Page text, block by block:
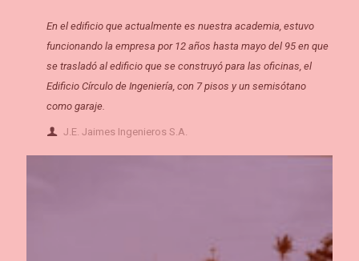
En el edificio que actualmente es nuestra academia, estuvo
funcionando la empresa por 12 años hasta mayo del 95 en que
se trasladó al edificio que se construyó para las oficinas, el
Edificio Círculo de Ingeniería, con 7 pisos y un semisótano
como garaje.
J.E. Jaimes Ingenieros S.A.